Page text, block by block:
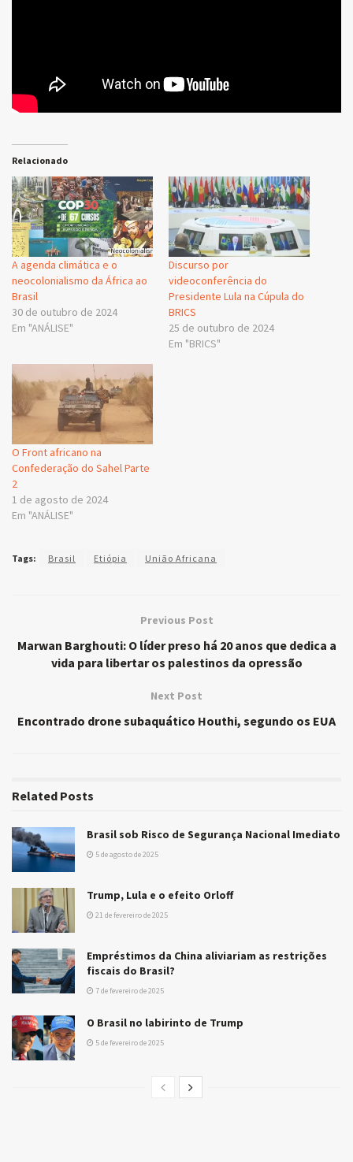
Relacionado
A agenda climática e o
neocolonialismo da África ao
Brasil
30 de outubro de 2024
Em "ANÁLISE"
Discurso por
videoconferência do
Presidente Lula na Cúpula do
BRICS
25 de outubro de 2024
Em "BRICS"
O Front africano na
Confederação do Sahel Parte
2
1 de agosto de 2024
Em "ANÁLISE"
Tags: Brasil Etiópia União Africana
Previous Post
Marwan Barghouti: O líder preso há 20 anos que dedica a
vida para libertar os palestinos da opressão
Next Post
Encontrado drone subaquático Houthi, segundo os EUA
Related Posts
Brasil sob Risco de Segurança Nacional Imediato
5 de agosto de 2025
Trump, Lula e o efeito Orloff
21 de fevereiro de 2025
Empréstimos da China aliviariam as restrições
fiscais do Brasil?
7 de fevereiro de 2025
O Brasil no labirinto de Trump
5 de fevereiro de 2025